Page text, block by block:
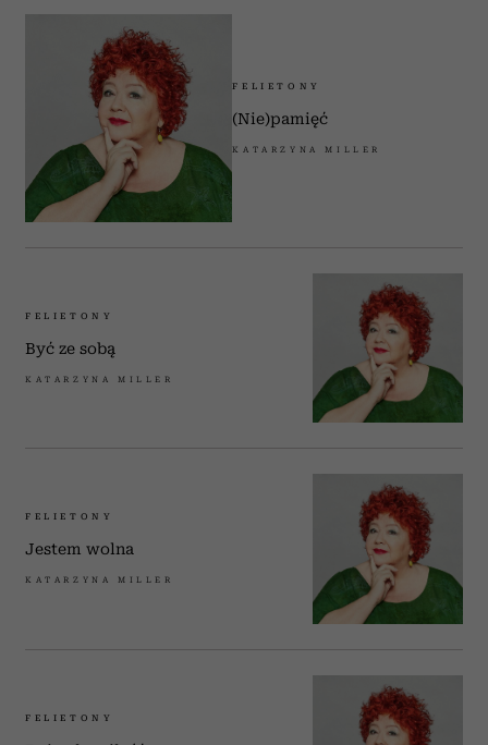
FELIETONY
(Nie)pamięć
KATARZYNA MILLER
FELIETONY
Być ze sobą
KATARZYNA MILLER
FELIETONY
Jestem wolna
KATARZYNA MILLER
FELIETONY